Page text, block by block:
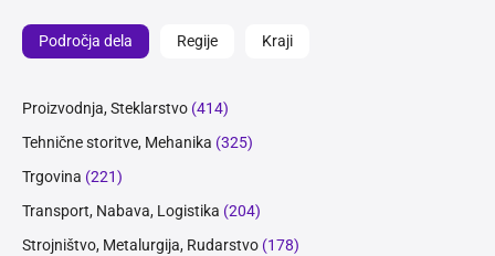
Področja dela Regije Kraji
Proizvodnja, Steklarstvo (414)
Tehnične storitve, Mehanika (325)
Trgovina (221)
Transport, Nabava, Logistika (204)
Strojništvo, Metalurgija, Rudarstvo (178)